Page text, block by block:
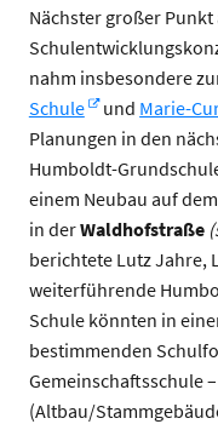
Nächster großer
nahm insbesondere
Schule
und Marie-
Planungen in den
Humboldt-
einem Neubau auf
in derWaldhofstraße
berichtete Lutz Jahre,
weiterführende
Schule könnten in
bestimmenden
Gemeinschaftsschule
(Altbau/